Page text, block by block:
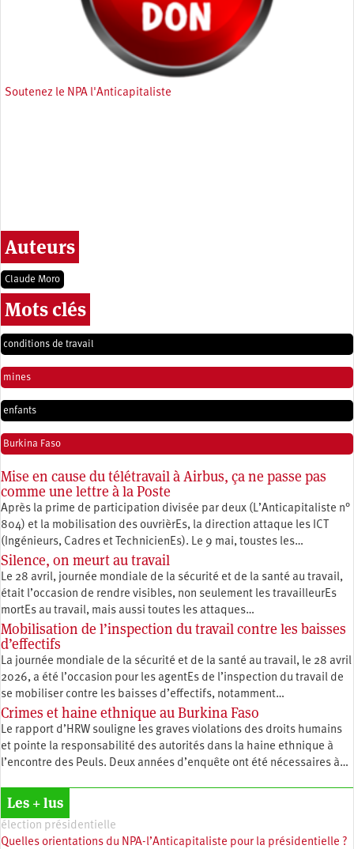
Soutenez le NPA l'Anticapitaliste
Auteurs
Claude Moro
Mots clés
conditions de travail
mines
enfants
Burkina Faso
Mise en cause du télétravail à Airbus, ça ne passe pas
comme une lettre à la Poste
Après la prime de participation divisée par deux (L’Anticapitaliste n°
804) et la mobilisation des ouvrièrEs, la direction attaque les ICT
(Ingénieurs, Cadres et TechnicienEs). Le 9 mai, toustes les…
Silence, on meurt au travail
Le 28 avril, journée mondiale de la sécurité et de la santé au travail,
était l’occasion de rendre visibles, non seulement les travailleurEs
mortEs au travail, mais aussi toutes les attaques…
Mobilisation de l’inspection du travail contre les baisses
d’effectifs
La journée mondiale de la sécurité et de la santé au travail, le 28 avril
2026, a été l’occasion pour les agentEs de l’inspection du travail de
se mobiliser contre les baisses d’effectifs, notamment…
Crimes et haine ethnique au Burkina Faso
Le rapport d’HRW souligne les graves violations des droits humains
et pointe la responsabilité des autorités dans la haine ethnique à
l’encontre des Peuls. Deux années d’enquête ont été nécessaires à…
Les + lus
élection présidentielle
Quelles orientations du NPA-l’Anticapitaliste pour la présidentielle ?